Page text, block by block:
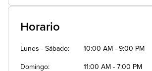
Horario
Lunes - Sábado 10:00 AM - 9:00 PM
Domingo 11:00 AM - 7:00 PM